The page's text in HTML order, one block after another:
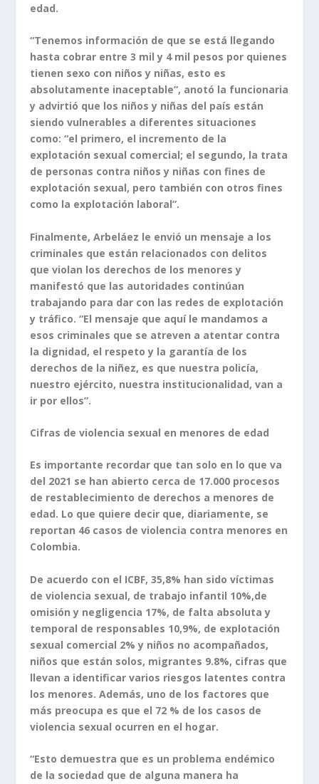
edad.
“Tenemos información de que se está llegando
hasta cobrar entre 3 mil y 4 mil pesos por quienes
tienen sexo con niños y niñas, esto es
absolutamente inaceptable”, anotó la funcionaria
y advirtió que los niños y niñas del país están
siendo vulnerables a diferentes situaciones
como: “el primero, el incremento de la
explotación sexual comercial; el segundo, la trata
de personas contra niños y niñas con fines de
explotación sexual, pero también con otros fines
como la explotación laboral”.
Finalmente, Arbeláez le envió un mensaje a los
criminales que están relacionados con delitos
que violan los derechos de los menores y
manifestó que las autoridades continúan
trabajando para dar con las redes de explotación
y tráfico. “El mensaje que aquí le mandamos a
esos criminales que se atreven a atentar contra
la dignidad, el respeto y la garantía de los
derechos de la niñez, es que nuestra policía,
nuestro ejército, nuestra institucionalidad, van a
ir por ellos”.
Cifras de violencia sexual en menores de edad
Es importante recordar que tan solo en lo que va
del 2021 se han abierto cerca de 17.000 procesos
de restablecimiento de derechos a menores de
edad. Lo que quiere decir que, diariamente, se
reportan 46 casos de violencia contra menores en
Colombia.
De acuerdo con el ICBF, 35,8% han sido víctimas
de violencia sexual, de trabajo infantil 10%,de
omisión y negligencia 17%, de falta absoluta y
temporal de responsables 10,9%, de explotación
sexual comercial 2% y niños no acompañados,
niños que están solos, migrantes 9.8%, cifras que
llevan a identificar varios riesgos latentes contra
los menores. Además, uno de los factores que
más preocupa es que el 72 % de los casos de
violencia sexual ocurren en el hogar.
“Esto demuestra que es un problema endémico
de la sociedad que de alguna manera ha